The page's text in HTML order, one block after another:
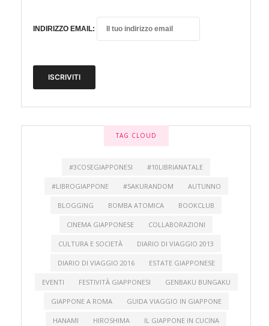
INDIRIZZO EMAIL:
TAG CLOUD
#3COSEGIAPPONESI #10LIBRIANATALE
#LIBROGIAPPONE #SAKURANDOM AUTUNNO
BLOGGING BOMBA ATOMICA BOOKCLUB
CINEMA GIAPPONESE COLLABORAZIONI
CULTURA E SOCIETÀ DIARIO DI VIAGGIO 2013
DIARIO DI VIAGGIO 2016 ESTATE GIAPPONESE
EVENTI FESTIVITÀ GIAPPONESI GENBAKU BUNGAKU
GIAPPONE A ROMA GUIDA VIAGGIO IN GIAPPONE
HANAMI HIROSHIMA IL GIAPPONE IN CUCINA